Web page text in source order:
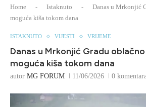
Home - Istaknuto -
Danas u Mrkonjić
moguća kiša tokom dana
ISTAKNUTO VIJESTI VRIJEME
Danas u Mrkonjić Gradu
moguća kiša tokom dana
autor MG FORUM 11/06/2026 0